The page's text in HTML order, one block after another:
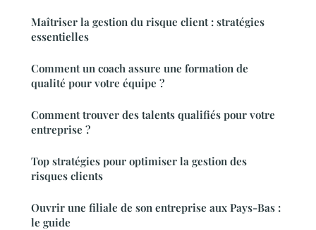
Maîtriser la gestion du risque client : stratégies
essentielles
Comment un coach assure une formation de
qualité pour votre équipe ?
Comment trouver des talents qualifiés pour votre
entreprise ?
Top stratégies pour optimiser la gestion des
risques clients
Ouvrir une filiale de son entreprise aux Pays-Bas :
le guide